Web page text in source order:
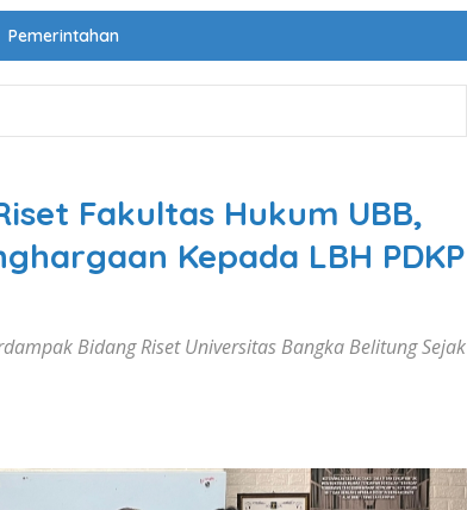
Pemerintahan
Fakultas Hukum UBB,
Kepada LBH PDKP
Bidang Riset Universitas Bangka Belitung Sejak